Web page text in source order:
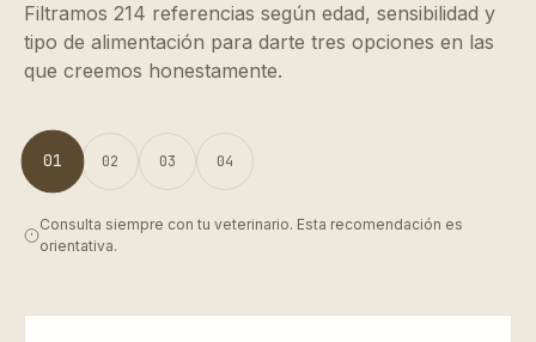
Filtramos 214 referencias según edad, sensibilidad y
tipo de alimentación para darte tres opciones en las
que creemos honestamente.
01 02 03 04
Consulta siempre con tu veterinario. Esta recomendación es
orientativa.